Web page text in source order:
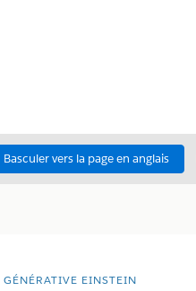
Basculer vers la page en anglais
EINSTEIN